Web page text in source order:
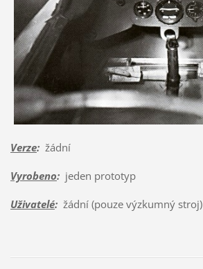
Verze:žádní
Vyrobeno:jeden prototyp
Uživatelé:žádní (pouze výzkumný stroj)